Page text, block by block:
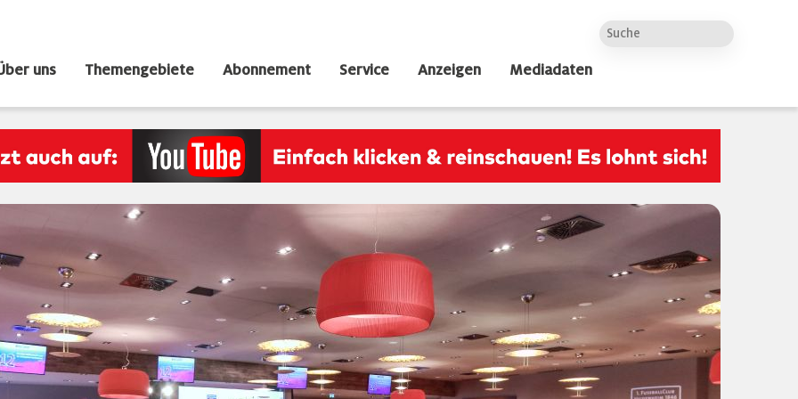
uns Themengebiete Abonnement Service Anzeigen Mediadaten